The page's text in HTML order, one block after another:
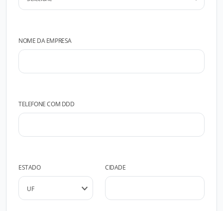
NOME DA EMPRESA
TELEFONE COM DDD
ESTADO CIDADE